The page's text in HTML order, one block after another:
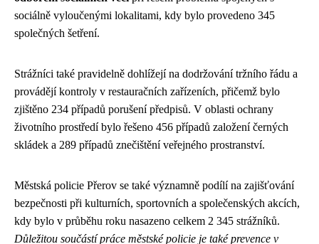
sociálně vyloučenými lokalitami, kdy bylo provedeno 345
společných šetření.
Strážníci také pravidelně dohlížejí na dodržování tržního řádu a
provádějí kontroly v restauračních zařízeních, přičemž bylo
zjištěno 234 případů porušení předpisů. V oblasti ochrany
životního prostředí bylo řešeno 456 případů založení černých
skládek a 289 případů znečištění veřejného prostranství.
Městská policie Přerov se také významně podílí na zajišťování
bezpečnosti při kulturních, sportovních a společenských akcích,
kdy bylo v průběhu roku nasazeno celkem 2 345 strážníků.
Důležitou součástí práce městské policie je také prevence v